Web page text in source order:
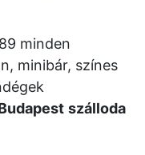
minden
minibár, színes
szálloda